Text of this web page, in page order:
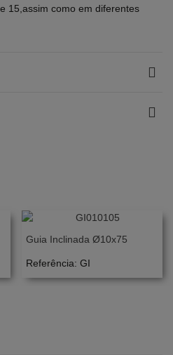
15,assim como em diferentes
Guia Inclinada Ø10x75
Referência: GI